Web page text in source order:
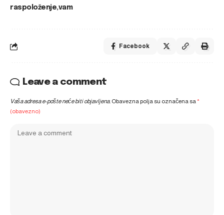
raspoloženje vam
Facebook
Leave a comment
Vaša adresa e-pošte neće biti objavljena. Obavezna polja su označena sa*
(obavezno)